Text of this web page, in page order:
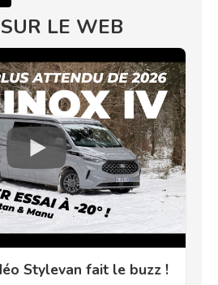
LE WEB
Stylevan fait le buzz !